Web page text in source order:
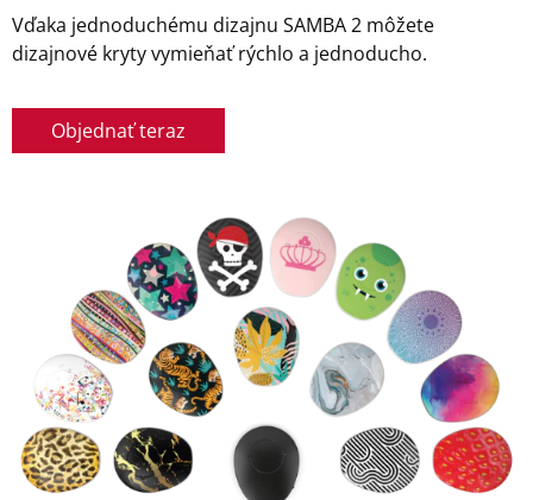
Vďaka jednoduchému dizajnu SAMBA 2 môžete
dizajnové kryty vymieňať rýchlo a jednoducho.
Objednať teraz